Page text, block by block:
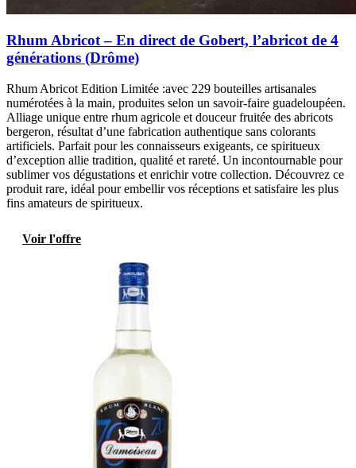
Rhum Abricot – En direct de Gobert, l’abricot de 4
générations (Drôme)
Rhum Abricot Edition Limitée :avec 229 bouteilles artisanales
numérotées à la main, produites selon un savoir-faire guadeloupéen.
Alliage unique entre rhum agricole et douceur fruitée des abricots
bergeron, résultat d’une fabrication authentique sans colorants
artificiels. Parfait pour les connaisseurs exigeants, ce spiritueux
d’exception allie tradition, qualité et rareté. Un incontournable pour
sublimer vos dégustations et enrichir votre collection. Découvrez ce
produit rare, idéal pour embellir vos réceptions et satisfaire les plus
fins amateurs de spiritueux.
Voir l'offre